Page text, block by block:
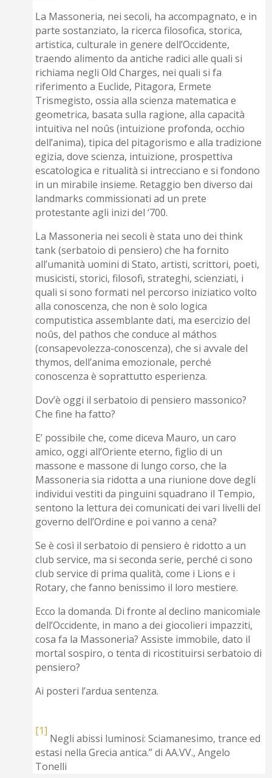
La Massoneria, nei secoli, ha accompagnato, e in
parte sostanziato, la ricerca filosofica, storica,
artistica, culturale in genere dell’Occidente,
traendo alimento da antiche radici alle quali si
richiama negli Old Charges, nei quali si fa
riferimento a Euclide, Pitagora, Ermete
Trismegisto, ossia alla scienza matematica e
geometrica, basata sulla ragione, alla capacità
intuitiva nel noûs (intuizione profonda, occhio
dell’anima), tipica del pitagorismo e alla tradizione
egizia, dove scienza, intuizione, prospettiva
escatologica e ritualità si intrecciano e si fondono
in un mirabile insieme. Retaggio ben diverso dai
landmarks commissionati ad un prete
protestante agli inizi del ‘700.
La Massoneria nei secoli è stata uno dei think
tank (serbatoio di pensiero) che ha fornito
all’umanità uomini di Stato, artisti, scrittori, poeti,
musicisti, storici, filosofi, strateghi, scienziati, i
quali si sono formati nel percorso iniziatico volto
alla conoscenza, che non è solo logica
computistica assemblante dati, ma esercizio del
noûs, del pathos che conduce al máthos
(consapevolezza-conoscenza), che si avvale del
thymos, dell’anima emozionale, perché
conoscenza è soprattutto esperienza.
Dov’è oggi il serbatoio di pensiero massonico?
Che fine ha fatto?
E’ possibile che, come diceva Mauro, un caro
amico, oggi all’Oriente eterno, figlio di un
massone e massone di lungo corso, che la
Massoneria sia ridotta a una riunione dove degli
individui vestiti da pinguini squadrano il Tempio,
sentono la lettura dei comunicati dei vari livelli del
governo dell’Ordine e poi vanno a cena?
Se è così il serbatoio di pensiero è ridotto a un
club service, ma si seconda serie, perché ci sono
club service di prima qualità, come i Lions e i
Rotary, che fanno benissimo il loro mestiere.
Ecco la domanda. Di fronte al declino manicomiale
dell’Occidente, in mano a dei giocolieri impazziti,
cosa fa la Massoneria? Assiste immobile, dato il
mortal sospiro, o tenta di ricostituirsi serbatoio di
pensiero?
Ai posteri l’ardua sentenza.
[1]
Negli abissi luminosi: Sciamanesimo, trance ed
estasi nella Grecia antica.” di AA.VV., Angelo
Tonelli